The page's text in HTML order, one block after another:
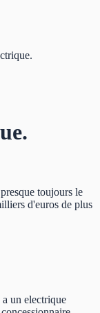
toujours le
d'euros de plus
un electrique